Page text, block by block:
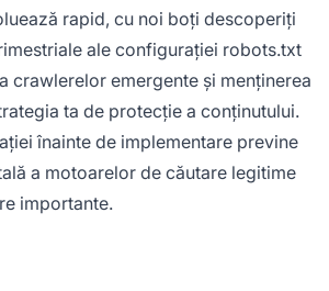
rapid, cu noi boți descoperiți
ale configurației robots.txt
crawlerelor emergente și menținerea
ta de protecție a conținutului.
înainte de implementare previne
a motoarelor de căutare legitime
importante.